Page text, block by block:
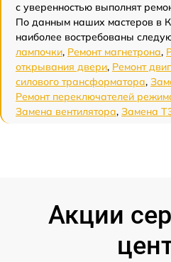
с уверенностью выполнят
По данным наших мастеров в
наиболее востребованы
лампочки, Ремонт магнетрона,
открывания двери, Ремонт
силового трансформатора,
Ремонт переключателей
Замена вентилятора, Замена
Акции